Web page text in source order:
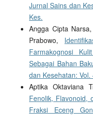
Jurnal Sains dan
Kes.
Angga Cipta
Prabowo,
Farmakognosi
Sebagai Bahan
dan Kesehatan:
Aptika Oktaviana
Fenolik, Flavonoid,
Fraksi Eceng